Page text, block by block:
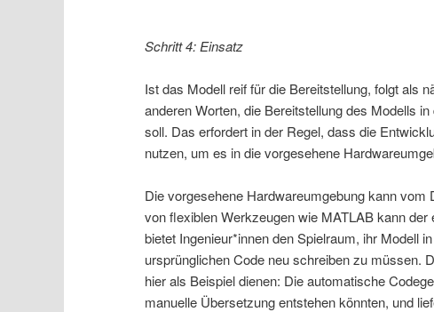
Schritt 4: Einsatz
Ist das Modell reif für die Bereitstellung, folgt als
anderen Worten, die Bereitstellung des Modells
soll. Das erfordert in der Regel, dass die
nutzen, um es in die vorgesehene
Die vorgesehene Hardwareumgebung kann
von flexiblen Werkzeugen wie MATLAB kann
bietet Ingenieur*innen den Spielraum, ihr Modell
ursprünglichen Code neu schreiben zu müssen.
hier als Beispiel dienen: Die automatische
manuelle Übersetzung entstehen könnten, und